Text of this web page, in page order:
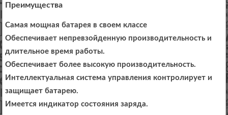
Преимущества
Самая мощная батарея в своем классе
Обеспечивает непревзойденную производительность и
длительное время работы.
Обеспечивает более высокую производительность.
Интеллектуальная система управления контролирует и
защищает батарею.
Имеется индикатор состояния заряда.